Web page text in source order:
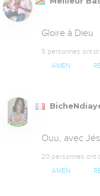
Gloire à Dieu
5 personnes ont
AMEN
Ouu, avec
20 personnes ont
AMEN